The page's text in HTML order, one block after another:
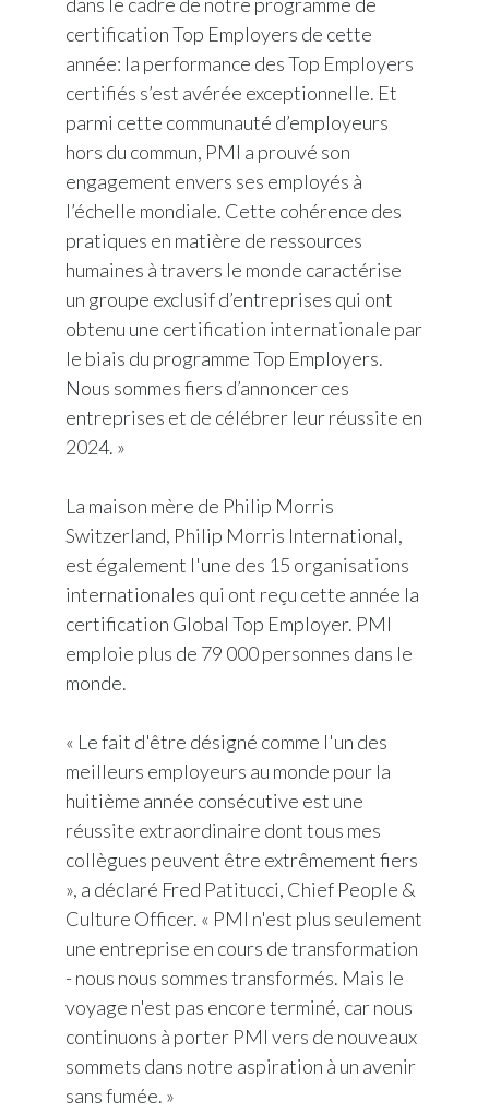
certification Top Employers de cette
année: la performance des Top Employers
certifiés s’est avérée exceptionnelle. Et
parmi cette communauté d’employeurs
hors du commun, PMI a prouvé son
engagement envers ses employés à
l’échelle mondiale. Cette cohérence des
pratiques en matière de ressources
humaines à travers le monde caractérise
un groupe exclusif d’entreprises qui ont
obtenu une certification internationale par
le biais du programme Top Employers.
Nous sommes fiers d’annoncer ces
entreprises et de célébrer leur réussite en
2024. »
La maison mère de Philip Morris
Switzerland, Philip Morris International,
est également l'une des 15 organisations
internationales qui ont reçu cette année la
certification Global Top Employer. PMI
emploie plus de 79 000 personnes dans le
monde.
« Le fait d'être désigné comme l'un des
meilleurs employeurs au monde pour la
huitième année consécutive est une
réussite extraordinaire dont tous mes
collègues peuvent être extrêmement fiers
», a déclaré Fred Patitucci, Chief People &
Culture Officer. « PMI n'est plus seulement
une entreprise en cours de transformation
- nous nous sommes transformés. Mais le
voyage n'est pas encore terminé, car nous
continuons à porter PMI vers de nouveaux
sommets dans notre aspiration à un avenir
sans fumée. »